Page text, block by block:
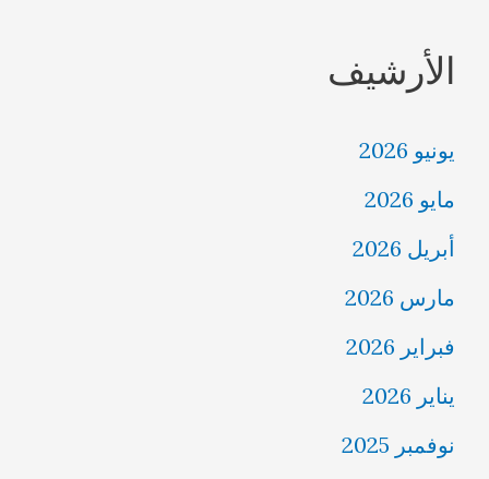
الأرشيف
يونيو 2026
مايو 2026
أبريل 2026
مارس 2026
فبراير 2026
يناير 2026
نوفمبر 2025